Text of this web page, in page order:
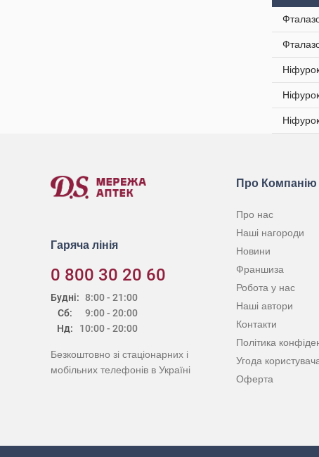
Гаряча лінія
0 800 30 20 60
Будні:
Сб:
Нд:
8:00 - 21:00
9:00 - 20:00
10:00 - 20:00
Безкоштовно зі стаціонарних і
мобільних телефонів в Україні
Про Компанію
Про нас
Наші нагороди
Новини
Франшиза
Робота у нас
Наші автори
Контакти
Політика
Угода
Оферта